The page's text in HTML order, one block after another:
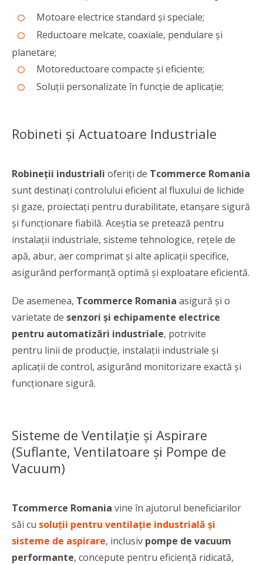
Motoare electrice standard și speciale;
Reductoare melcate, coaxiale, pendulare și
planetare;
Motoreductoare compacte și eficiente;
Soluții personalizate în funcție de aplicație;
Robineti și Actuatoare Industriale
Robineții industriali oferiți de Tcommerce Romania
sunt destinați controlului eficient al fluxului de lichide
și gaze, proiectați pentru durabilitate, etanșare sigură
și funcționare fiabilă. Aceștia se pretează pentru
instalații industriale, sisteme tehnologice, rețele de
apă, abur, aer comprimat și alte aplicații specifice,
asigurând performanță optimă și exploatare eficientă.
De asemenea, Tcommerce Romania asigură și o
varietate de senzori și echipamente electrice
pentru automatizări industriale, potrivite
pentru linii de producție, instalații industriale și
aplicații de control, asigurând monitorizare exactă și
funcționare sigură.
Sisteme de Ventilație și Aspirare
(Suflante, Ventilatoare și Pompe de
Vacuum)
Tcommerce Romania vine în ajutorul beneficiarilor
săi cu soluții pentru ventilație industrială și
sisteme de aspirare, inclusiv pompe de vacuum
performante, concepute pentru eficiență ridicată,